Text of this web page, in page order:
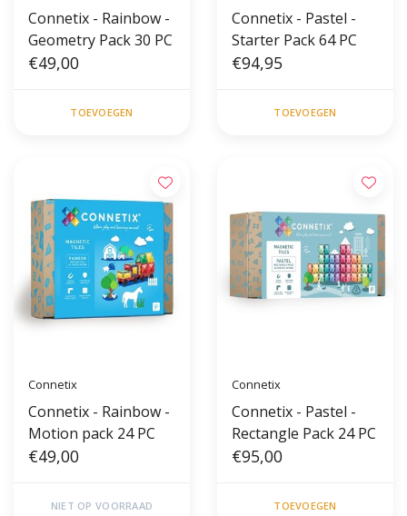
Connetix - Rainbow -
Geometry Pack 30 PC
€49,00
TOEVOEGEN
Connetix - Pastel -
Starter Pack 64 PC
€94,95
TOEVOEGEN
Connetix
Connetix - Rainbow -
Motion pack 24 PC
€49,00
NIET OP VOORRAAD
Connetix
Connetix - Pastel -
Rectangle Pack 24 PC
€95,00
TOEVOEGEN